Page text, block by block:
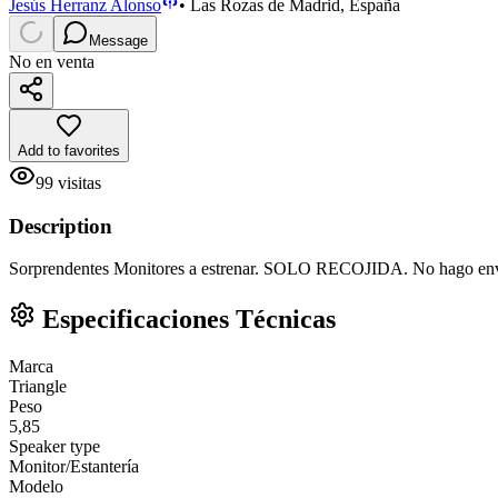
Jesús Herranz Alonso • Las Rozas de Madrid, España
Message
No en venta
Add to favorites
99 visitas
Description
Sorprendentes Monitores a estrenar. SOLO RECOJIDA. No hago
Especificaciones Técnicas
Marca
Triangle
Peso
5,85
Speaker type
Monitor/Estantería
Modelo